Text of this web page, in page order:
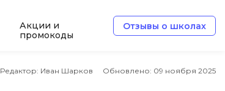
Акции и
промокоды
Отзывы о школах
Редактор: Иван Шарков Обновлено: 09 ноября 2025
Б